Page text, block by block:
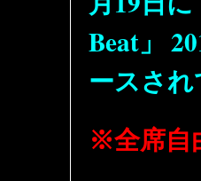
Beat」
ースさ
※全席自